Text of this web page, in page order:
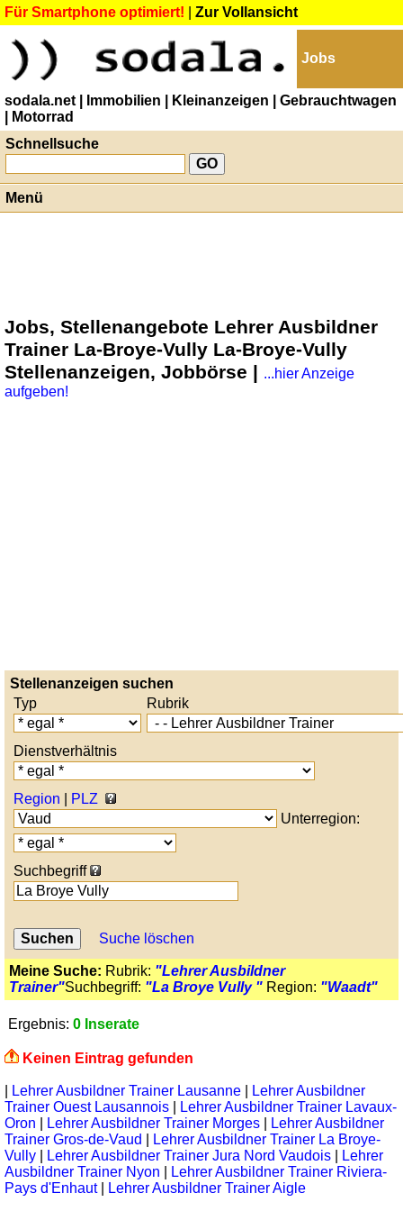
Für Smartphone optimiert! Zur Vollansicht
Jobs
sodala.net | Immobilien | Kleinanzeigen
| Gebrauchtwagen
| Motorrad
Schnellsuche
Menü
Jobs, Stellenangebote Lehrer Ausbildner
Trainer La-Broye-Vully La-Broye-Vully
Stellenanzeigen, Jobbörse | ...hier Anzeige
aufgeben!
Stellenanzeigen suchen
Typ
Rubrik
Dienstverhältnis
Region
PLZ
Unterregion:
Suchbegriff
Suche löschen
Meine Suche: Rubrik: "Lehrer Ausbildner
Trainer"Suchbegriff: "La Broye Vully " Region: "Waadt"
Ergebnis: 0 Inserate
Keinen Eintrag gefunden
Lehrer Ausbildner Trainer Lausanne
Lehrer Ausbildner
Trainer Ouest Lausannois
Lehrer Ausbildner Trainer Lavaux-
Oron
Lehrer Ausbildner Trainer Morges
Lehrer Ausbildner
Trainer Gros-de-Vaud
Lehrer Ausbildner Trainer La Broye-
Vully
Lehrer Ausbildner Trainer Jura Nord Vaudois
Lehrer
Ausbildner Trainer Nyon
Lehrer Ausbildner Trainer Riviera-
Pays d'Enhaut| Lehrer Ausbildner Trainer Aigle